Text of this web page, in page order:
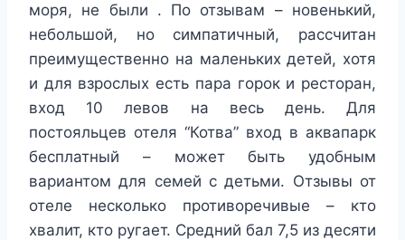
моря, не были . По отзывам – новенький,
небольшой, но симпатичный, рассчитан
преимущественно на маленьких детей, хотя
и для взрослых есть пара горок и ресторан,
вход 10 левов на весь день. Для
постояльцев отеля “Котва” вход в аквапарк
бесплатный – может быть удобным
вариантом для семей с детьми. Отзывы от
отеле несколько противоречивые – кто
хвалит, кто ругает. Средний бал 7,5 из десяти